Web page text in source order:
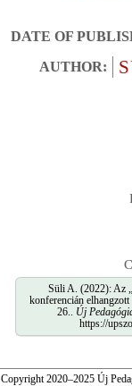
DATE OF
AUTHOR:
Süli A. (2022): Az
konferencián
26.. Új
https://
Copyright 2020–2025 Új